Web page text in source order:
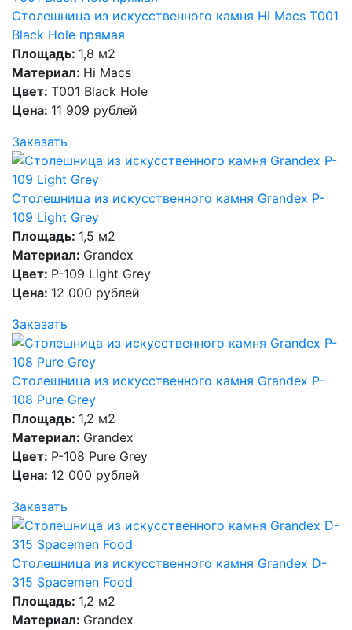
Столешница из искусственного камня Hi Macs T001
Black Hole прямая
Площадь: 1,8 м2
Материал: Hi Macs
Цвет: T001 Black Hole
Цена: 11 909 рублей
Заказать
Столешница из искусственного камня Grandex P-
109 Light Grey
Площадь: 1,5 м2
Материал: Grandex
Цвет: P-109 Light Grey
Цена: 12 000 рублей
Заказать
Столешница из искусственного камня Grandex P-
108 Pure Grey
Площадь: 1,2 м2
Материал: Grandex
Цвет: P-108 Pure Grey
Цена: 12 000 рублей
Заказать
Столешница из искусственного камня Grandex D-
315 Spacemen Food
Площадь: 1,2 м2
Материал: Grandex